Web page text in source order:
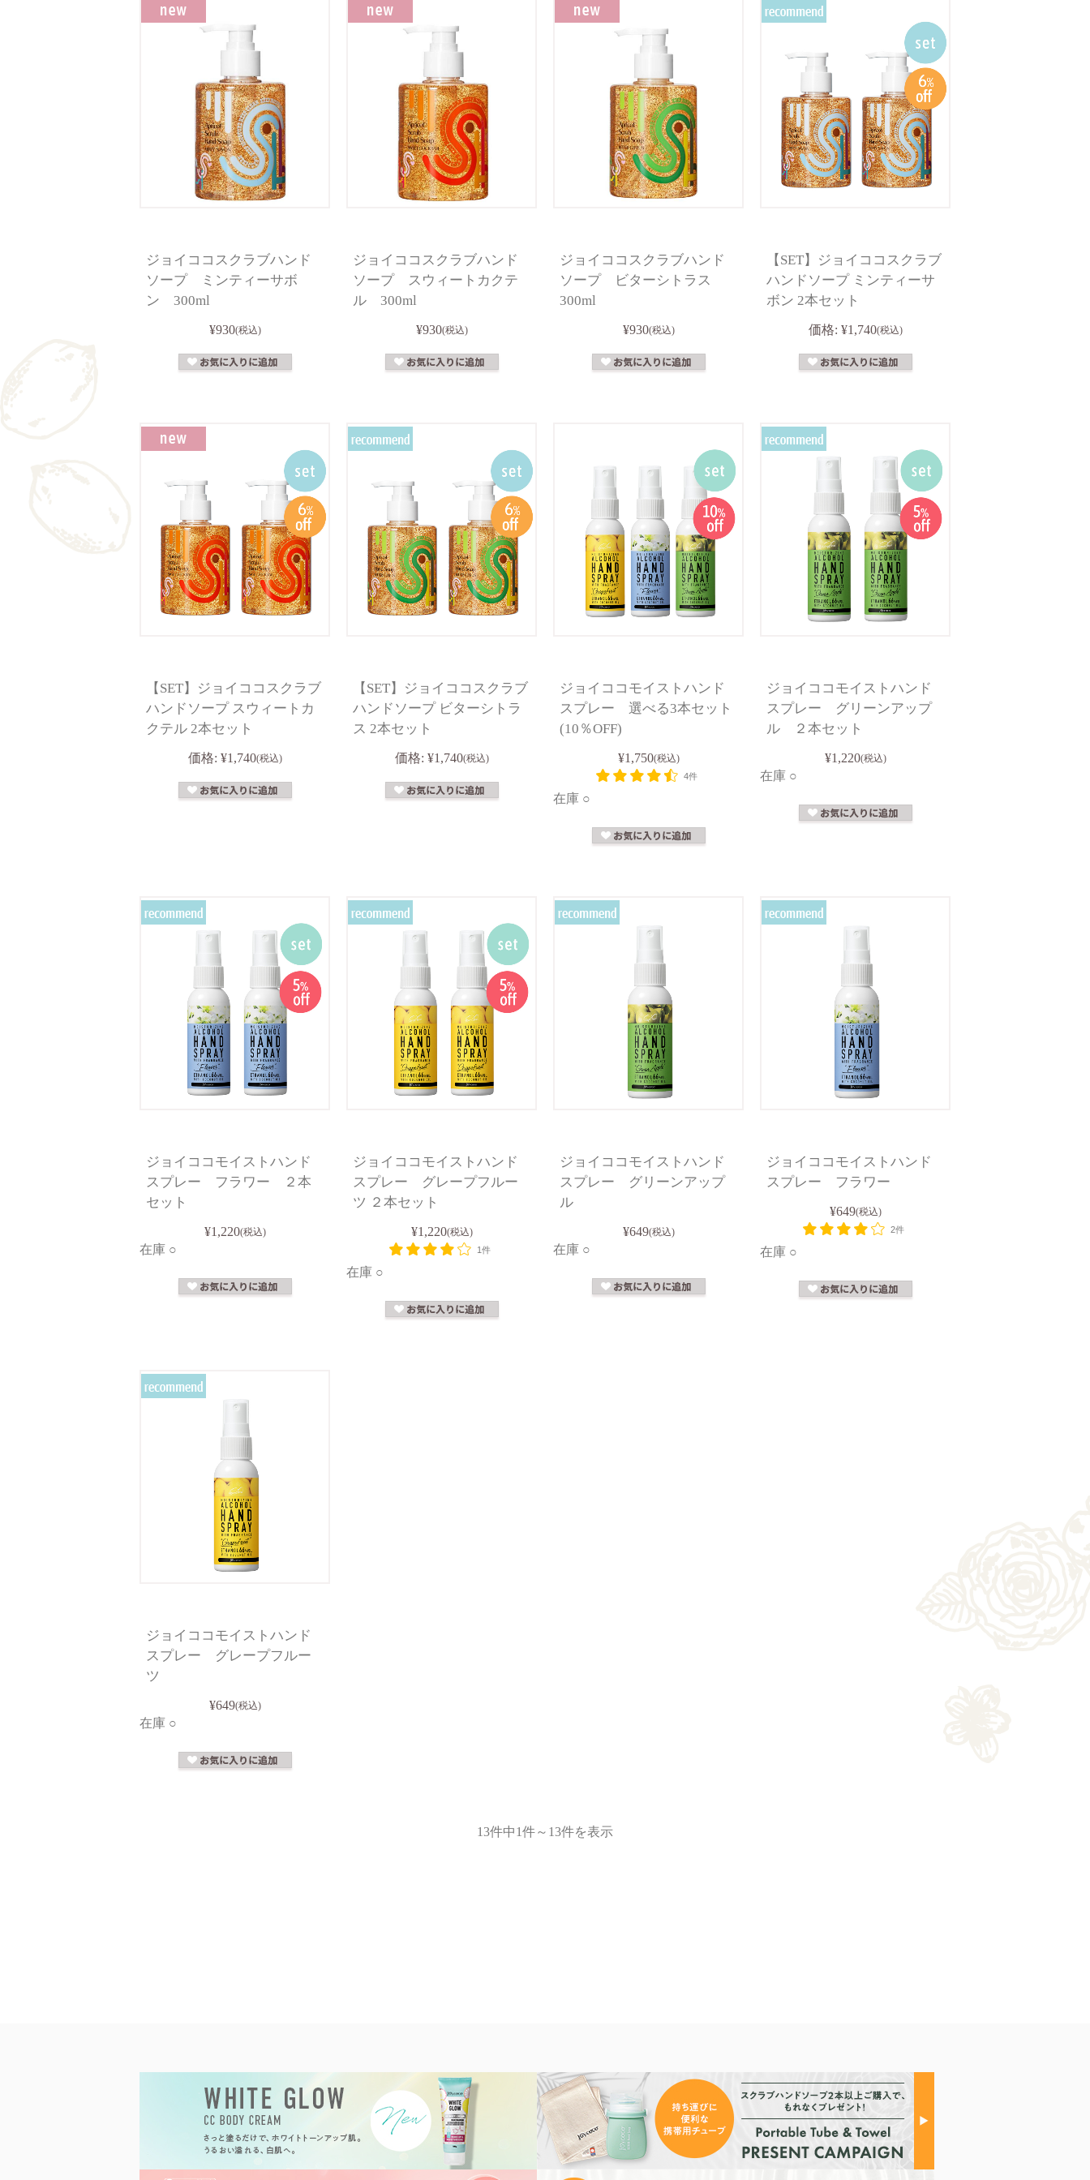
ジョイココスクラブハンド
ソープ ミンティーサボ
ン 300ml
¥930(税込)
ジョイココスクラブハンド
ソープ スウィートカクテ
ル 300ml
¥930(税込)
ジョイココスクラブハンド
ソープ ビターシトラス
300ml
¥930(税込)
【SET】ジョイココスクラブ
ハンドソープ ミンティーサ
ボン 2本セット
価格: ¥1,740(税込)
【SET】ジョイココスクラブ
ハンドソープ スウィートカ
クテル 2本セット
価格: ¥1,740(税込)
【SET】ジョイココスクラブ
ハンドソープ ビターシトラ
ス 2本セット
価格: ¥1,740(税込)
ジョイココモイストハンド
スプレー 選べる3本セット
(10％OFF)
¥1,750(税込)
4件
在庫 ○
ジョイココモイストハンド
スプレー グリーンアップ
ル ２本セット
¥1,220(税込)
在庫 ○
ジョイココモイストハンド
スプレー フラワー ２本
セット
¥1,220(税込)
在庫 ○
ジョイココモイストハンド
スプレー グレープフルー
ツ ２本セット
¥1,220(税込)
1件
在庫 ○
ジョイココモイストハンド
スプレー グリーンアップ
ル
¥649(税込)
在庫 ○
ジョイココモイストハンド
スプレー フラワー
¥649(税込)
2件
在庫 ○
ジョイココモイストハンド
スプレー グレープフルー
ツ
¥649(税込)
在庫 ○
13件中1件～13件を表示